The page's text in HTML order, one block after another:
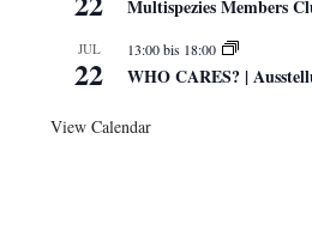
Multispezies Members
JUL
22
13:00bis 18:00
WHO CARES? |
View Calendar